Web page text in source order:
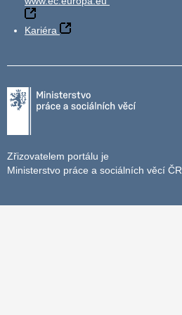
Kariéra
Zřizovatelem portálu je
Ministerstvo práce a sociálních věcí ČR